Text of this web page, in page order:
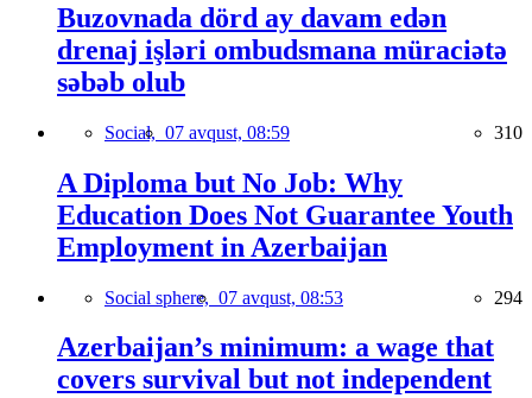
Buzovnada dörd ay davam edən
drenaj işləri ombudsmana müraciətə
səbəb olub
Social, 07 avqust, 08:59 310
A Diploma but No Job: Why
Education Does Not Guarantee Youth
Employment in Azerbaijan
Social sphere, 07 avqust, 08:53 294
Azerbaijan’s minimum: a wage that
covers survival but not independent